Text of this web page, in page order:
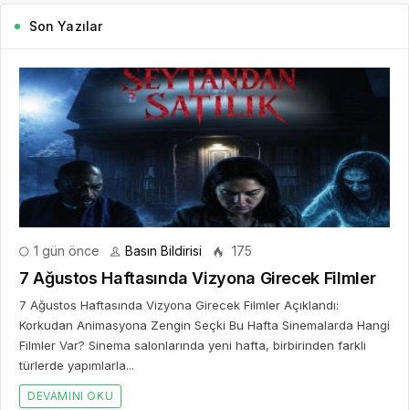
Son Yazılar
1 gün önce Basın Bildirisi 175
7 Ağustos Haftasında Vizyona Girecek Filmler
7 Ağustos Haftasında Vizyona Girecek Filmler Açıklandı:
Korkudan Animasyona Zengin Seçki Bu Hafta Sinemalarda Hangi
Filmler Var? Sinema salonlarında yeni hafta, birbirinden farklı
türlerde yapımlarla...
DEVAMINI OKU